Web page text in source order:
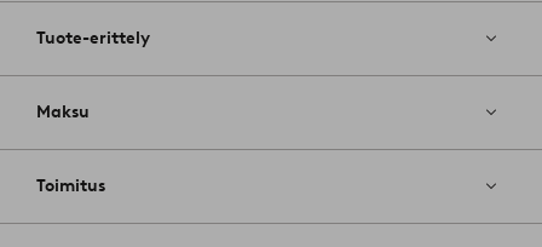
Tuote-erittely
Maksu
Toimitus